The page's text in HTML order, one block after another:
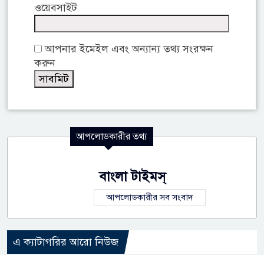
ওয়েবসাইট
আপনার ইমেইল এবং অন্যান্য তথ্য সংরক্ষন
করুন
আপলোডকারীর তথ্য
বাংলা টাইমস্
আপলোডকারীর সব সংবাদ
এ ক্যাটাগরির আরো নিউজ